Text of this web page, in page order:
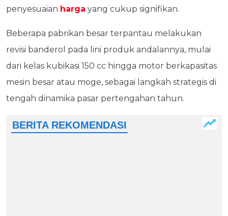
penyesuaian harga yang cukup signifikan.
Beberapa pabrikan besar terpantau melakukan
revisi banderol pada lini produk andalannya, mulai
dari kelas kubikasi 150 cc hingga motor berkapasitas
mesin besar atau moge, sebagai langkah strategis di
tengah dinamika pasar pertengahan tahun.